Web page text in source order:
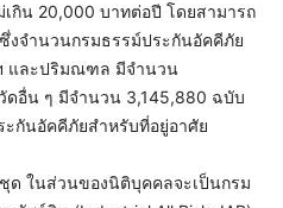
เกิน 20,000 บาทต่อปี โดยสามารถ
งจำนวนกรมธรรม์ประกันอัคคีภัย
และปริมณฑล มีจำนวน
อื่น ๆ มีจำนวน 3,145,880 ฉบับ
ะกันอัคคีภัยสำหรับที่อยู่อาศัย
ด ในส่วนของนิติบุคคลจะเป็นกรม